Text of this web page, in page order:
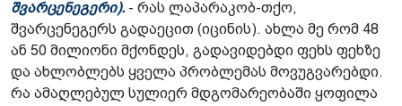
შვარცენეგერი). - რას ლაპარაკობ-თქო,
შვარცენეგერს გადაეცით (იცინის). ახლა მე რომ 48
ან 50 მილიონი მქონდეს, გადავიდებდი ფეხს ფეხზე
და ახლობლებს ყველა პრობლემას მოვუგვარებდი.
რა ამაღლებულ სულიერ მდგომარეობაში ყოფილა